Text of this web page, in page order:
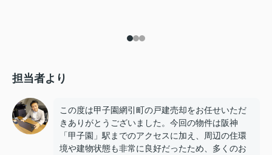
担当者より
この度は甲子園網引町の戸建売却をお任せいただ
きありがとうございました。今回の物件は阪神
「甲子園」駅までのアクセスに加え、周辺の住環
境や建物状態も非常に良好だったため、多くのお